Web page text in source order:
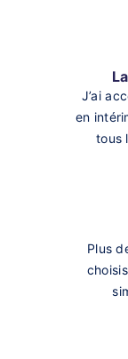
J’ai
en
tous
Plus